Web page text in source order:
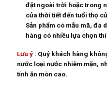
đặt ngoài trời hoặc trong
của thời tiết đến tuổi thọ
Sản phẩm có mẫu mã, đa
hàng có nhiều lựa chọn
Lưu ý : Quý khách hàng
nước loại nước nhiễm mặn,
tính ăn mòn cao.